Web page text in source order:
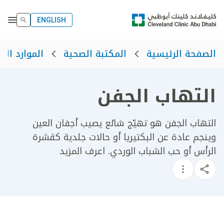
ENGLISH
الصفحة الرئيسية المكتبة الصحية الموارد
التهاب الجفن
التهاب الجفن هو تهيّج شائع يصيب أجفان العين
وينجم عادة عن البكتيريا أو حالات جلدية كقشرة
الرأس أو حب الشباب الوردي. اعرف المزيد